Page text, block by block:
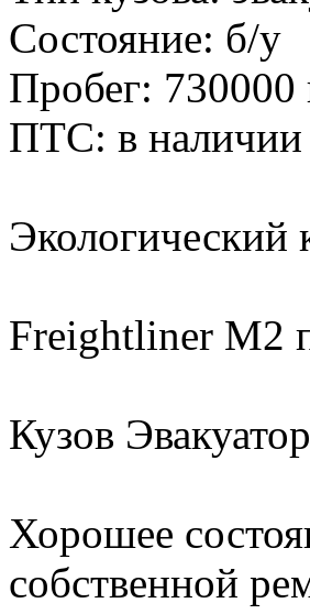
Состояние: б/у
Пробег: 730000
ПТС: в наличии
Экологический
Freightliner M2
Кузов Эвакуатор
Хорошее
собственной